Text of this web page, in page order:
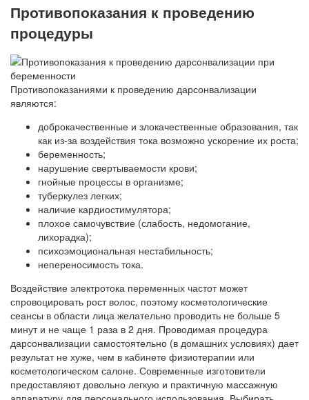
Противопоказания к проведению
процедуры
Противопоказаниями к проведению дарсонвализации
являются:
доброкачественные и злокачественные образования, так
как из-за воздействия тока возможно ускорение их роста;
беременность;
нарушение свертываемости крови;
гнойные процессы в организме;
туберкулез легких;
наличие кардиостимулятора;
плохое самочувствие (слабость, недомогание,
лихорадка);
психоэмоциональная нестабильность;
непереносимость тока.
Воздействие электротока переменных частот может
спровоцировать рост волос, поэтому косметологические
сеансы в области лица желательно проводить не больше 5
минут и не чаще 1 раза в 2 дня. Проводимая процедура
дарсонвализации самостоятельно (в домашних условиях) дает
результат не хуже, чем в кабинете физиотерапии или
косметологическом салоне. Современные изготовители
предоставляют довольно легкую и практичную массажную